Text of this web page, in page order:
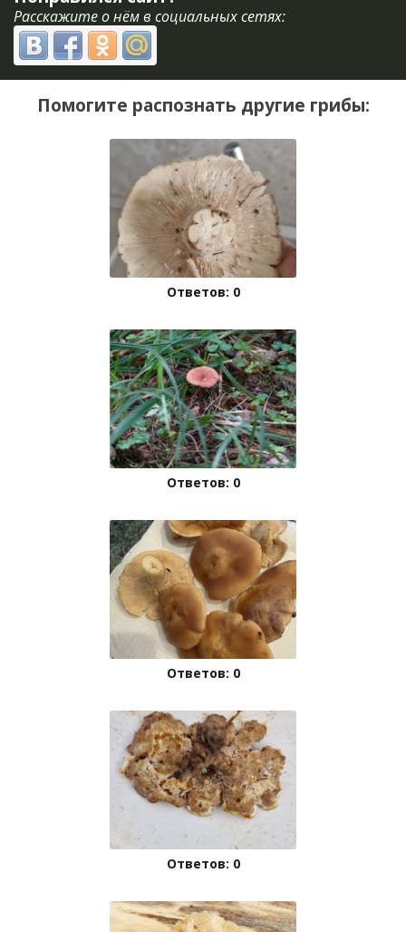
Расскажите о нём в социальных сетях:
Помогите распознать другие грибы:
Ответов: 0
Ответов: 0
Ответов: 0
Ответов: 0